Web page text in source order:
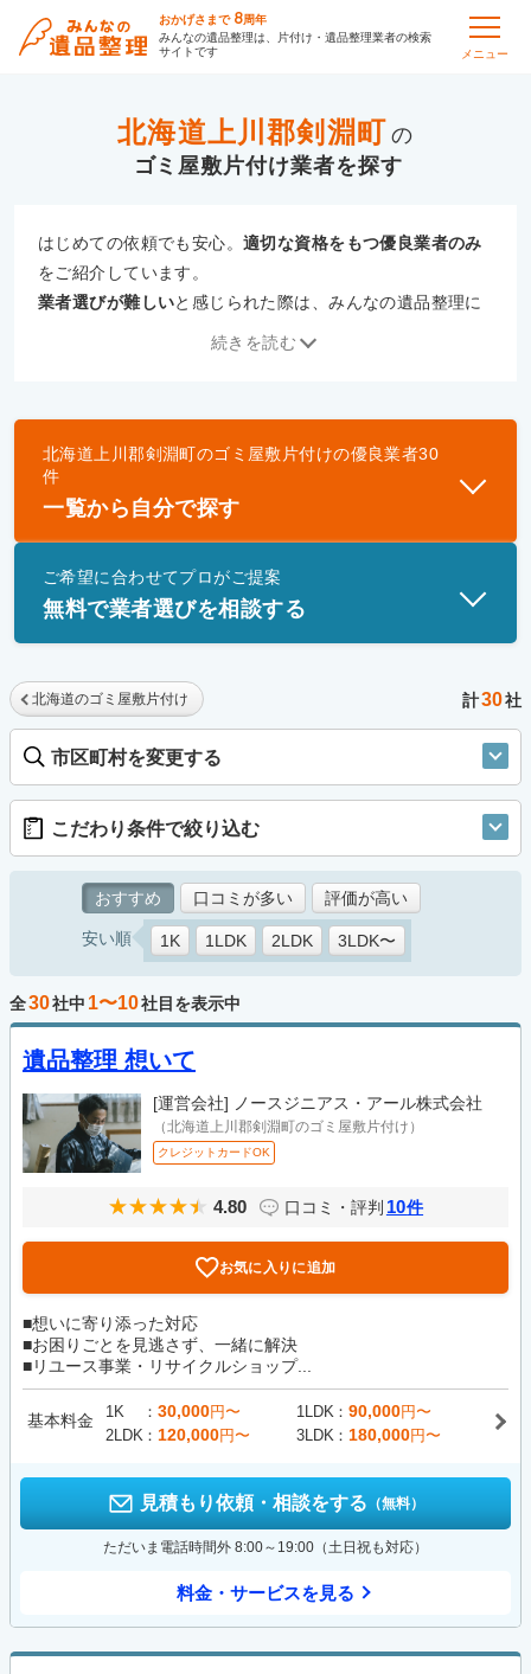
おかげさまで 8周年
みんなの遺品整理は、片付け・遺品整理業者の検索
サイトです
メニュー
北海道上川郡剣淵町 の
ゴミ屋敷片付け
はじめての依頼でも安心。適切な資格をもつ優良業者のみ
をご紹介しています。
業者選びが難しいと感じられた際は、みんなの遺品整理に
優良業者とは
一般財団法人遺品整理認定協会、および一般社団法
続きを読む
北海道上川郡剣淵町のゴミ屋敷片付けの優良業者30
件
一覧から自分で探す
ご希望に合わせてプロがご提案
無料で業者選びを相談する
北海道のゴミ屋敷片付け 計30社
市区町村を変更する
こだわり条件で絞り込む
おすすめ 口コミが多い 評価が高い
安い順 1K 1LDK 2LDK 3LDK〜
全30社中 1〜10社目を表示中
遺品整理 想いて
[運営会社] ノースジニアス・アール株式会社
（北海道上川郡剣淵町のゴミ屋敷片付け）
クレジットカードOK
4.80 口コミ・評判 10件
お気に入りに追加
■想いに寄り添った対応
■お困りごとを見逃さず、一緒に解決
■リユース事業・リサイクルショップ...
基本料金 1K 30,000円〜 1LDK 90,000円〜
2LDK
120,000円〜 3LDK 180,000円〜
見積もり依頼・相談をする （無料）
ただいま電話時間外 8:00～19:00（土日祝も対応）
料金・サービスを見る